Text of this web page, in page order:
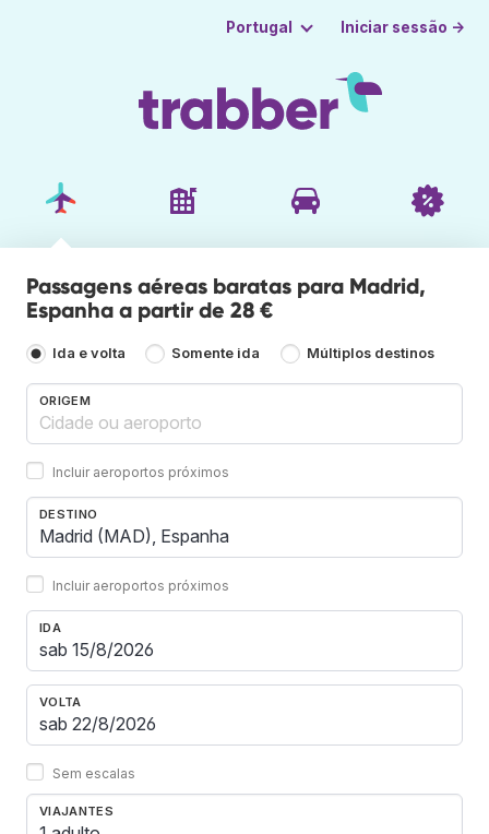
Portugal Iniciar sessão →
Passagens aéreas baratas para Madrid,
Espanha a partir de 28 €
Ida e volta Somente ida Múltiplos destinos
ORIGEM
Incluir aeroportos próximos
DESTINO
Incluir aeroportos próximos
IDA
VOLTA
Sem escalas
VIAJANTES